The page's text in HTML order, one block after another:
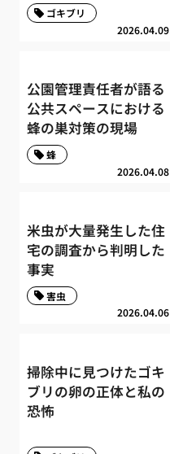
2026.04.09
ゴキブリ
公園管理責任者が語る
公共スペースにおける
蜂の巣対策の現場
2026.04.08
蜂
米虫が大量発生した住
宅の調査から判明した
事実
2026.04.06
害虫
掃除中に見つけたゴキ
ブリの卵の正体と私の
恐怖